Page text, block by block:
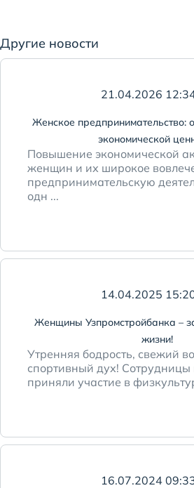
Другие новости
21.04.2026
Женское предпринимательство:
экономической
Повышение экономической
женщин и их широкое
предпринимательскую
одн ...
14.04.2025
Женщины Узпромстройбанка –
жизни!
Утренняя бодрость, свежий
спортивный дух!
приняли участие в
16.07.2024